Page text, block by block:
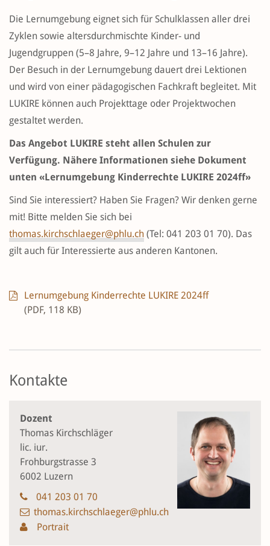
Die Lernumgebung eignet sich für Schulklassen aller drei
Zyklen sowie altersdurchmischte Kinder- und
Jugendgruppen (5–8 Jahre, 9–12 Jahre und 13–16 Jahre).
Der Besuch in der Lernumgebung dauert drei Lektionen
und wird von einer pädagogischen Fachkraft begleitet. Mit
LUKIRE können auch Projekttage oder Projektwochen
gestaltet werden.
Das Angebot LUKIRE steht allen Schulen zur
Verfügung. Nähere Informationen siehe Dokument
unten «Lernumgebung Kinderrechte LUKIRE 2024ff»
Sind Sie interessiert? Haben Sie Fragen? Wir denken gerne
mit! Bitte melden Sie sich bei
thomas.kirchschlaeger@phlu.ch (Tel: 041 203 01 70). Das
gilt auch für Interessierte aus anderen Kantonen.
Lernumgebung Kinderrechte LUKIRE 2024ff
(PDF, 118 KB)
Kontakte
Dozent
Thomas Kirchschläger
lic. iur.
Frohburgstrasse 3
6002 Luzern
041 203 01 70
thomas.kirchschlaeger@phlu.ch
Portrait